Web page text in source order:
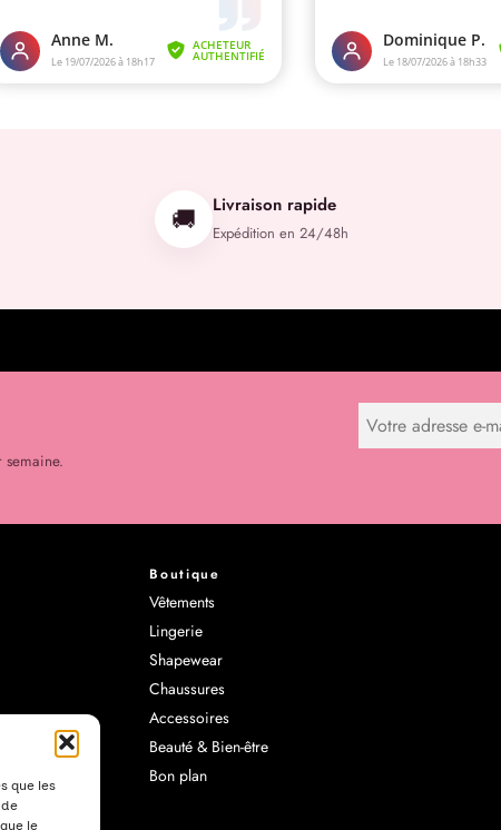
que les
le
🚚 Livraison rapide
Expédition en 24/48h
Boutique
Vêtements
Lingerie
Shapewear
Chaussures
Accessoires
Beauté & Bien-être
Bon plan